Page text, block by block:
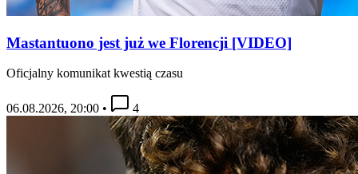
Mastantuono jest już we Florencji [VIDEO]
Oficjalny komunikat kwestią czasu
06.08.2026, 20:00 • 4